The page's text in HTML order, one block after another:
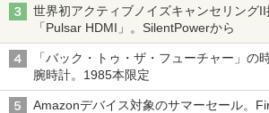
世界初アクティブノイズキャンセリング
「Pulsar HDMI」。SilentPowerから
「バック・トゥ・ザ・フューチャー」の
腕時計。1985本限定
Amazonデバイス対象のサマーセール。